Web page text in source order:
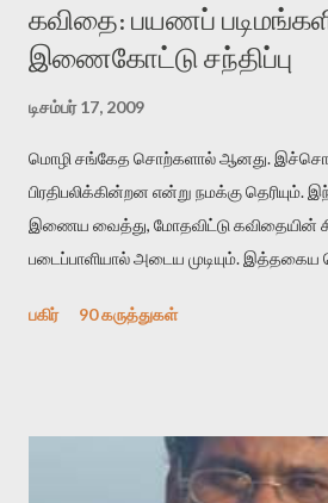
கவிதை: பயணப்
இணைகோட்டு சந்திப்பு
டிசம்பர் 17, 2009
மொழி சங்கேத சொற்களால் ஆனது.
பிரதிபலிக்கின்றன என்று நமக்கு
இணைய வைத்து, மோதவிட்டு கவிதையின்
படைப்பாளியால் அடைய முடியும்.
காலத்தில் ஜாலவித்தைக்காரர்கள் வந்து
அதிகமாக்கும். கொல்லாது. ஒரு கனவை
என்னவாக இருக்கும்? கவிதையின் அரூப
பகிர் 90 கருத்துகள்